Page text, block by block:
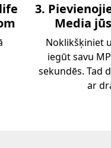
3.
Media
Noklikšķiniet
iegūt savu
sekundēs. Tad
ar